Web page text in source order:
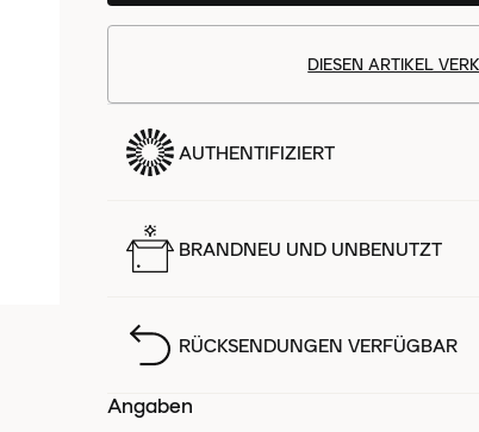
DIESEN ARTIKEL
AUTHENTIFIZIERT
BRANDNEU UND UNBENUTZT
RÜCKSENDUNGEN VERFÜGBAR
Angaben